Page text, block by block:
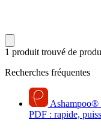
1 produit trouvé de
Recherches fréquentes
Ashampoo®
PDF : rapide,